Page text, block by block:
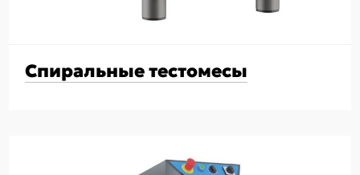
Спиральные тестомесы